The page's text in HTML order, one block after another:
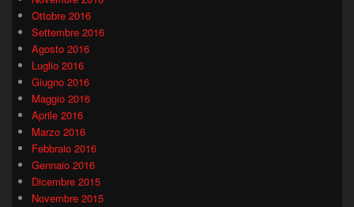
Ottobre 2016
Settembre 2016
Agosto 2016
Luglio 2016
Giugno 2016
Maggio 2016
Aprile 2016
Marzo 2016
Febbraio 2016
Gennaio 2016
Dicembre 2015
Novembre 2015